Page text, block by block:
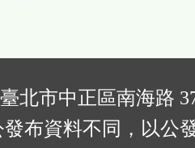
北市中正區南海路
布資料不同，以公